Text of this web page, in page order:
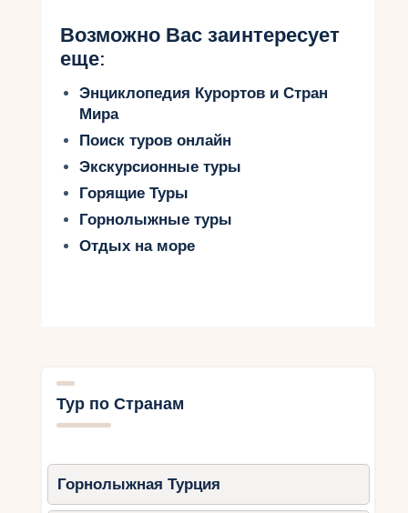
Возможно Вас заинтересует
еще:
Энциклопедия Курортов и Стран
Мира
Поиск туров онлайн
Экскурсионные туры
Горящие Туры
Горнолыжные туры
Отдых на море
Тур по Странам
Горнолыжная Турция